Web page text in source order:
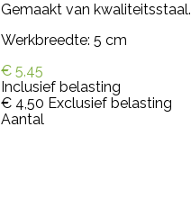
Gemaakt van kwaliteitsstaal.
Werkbreedte: 5 cm
€ 5,45
Inclusief belasting
€ 4,50 Exclusief belasting
Aantal